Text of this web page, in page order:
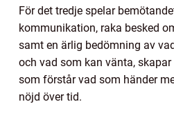
För det tredje spelar
kommunikation, raka besked
samt en ärlig bedömning av
och vad som kan vänta,
som förstår vad som händer
nöjd över tid.